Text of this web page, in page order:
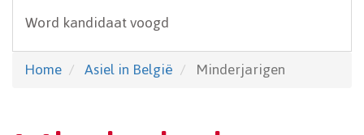
Word kandidaat voogd
Home
Asiel in België Minderjarigen